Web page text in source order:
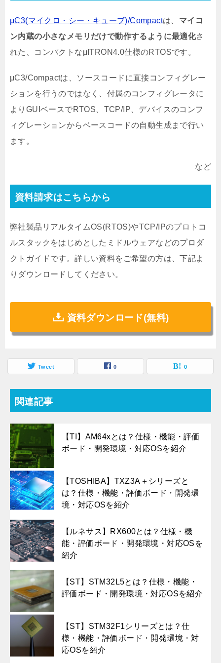
μC3(マイクロ・シー・キューブ)/Compactは、 マイコ
ン内蔵の小さなメモリだけで動作するように最適化さ
れた、コンパクトなμITRON4.0仕様のRTOSです。
μC3/Compactは、ソースコードに直接コンフィグレー
ションを行うのではなく、付属のコンフィグレータに
よりGUIベースでRTOS、TCP/IP、デバイスのコンフ
ィグレーションからベースコードの自動生成まで行い
ます。
など
資料請求はこちらから
弊社製品リアルタイムOS(RTOS)やTCP/IPのプロトコ
ルスタックをはじめとしたミドルウェアなどのプロダ
クトガイドです。詳しい資料をご希望の方は、下記よ
りダウンロードしてください。
資料ダウンロード(無料)
Tweet 0 0
関連記事
【TI】AM64xとは？仕様・機能・評価
ボード・開発環境・対応OSを紹介
【TOSHIBA】TXZ3A＋シリーズと
は？仕様・機能・評価ボード・開発環
境・対応OSを紹介
【ルネサス】RX600とは？仕様・機
能・評価ボード・開発環境・対応OSを
紹介
【ST】STM32L5とは？仕様・機能・
評価ボード・開発環境・対応OSを紹介
【ST】STM32F1シリーズとは？仕
様・機能・評価ボード・開発環境・対
応OSを紹介